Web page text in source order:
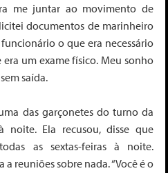
me juntar ao movimento de
documentos de marinheiro
o que era necessário
era um exame físico. Meu sonho
saída.
das garçonetes do turno da
noite. Ela recusou, disse que
as sextas-feiras à noite.
reuniões sobre nada. “Você é o